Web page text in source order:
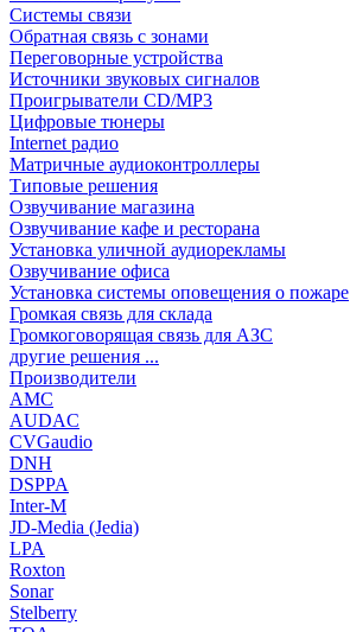
Системы связи
Обратная связь с зонами
Переговорные устройства
Источники звуковых сигналов
Проигрыватели CD/MP3
Цифровые тюнеры
Internet радио
Матричные аудиоконтроллеры
Типовые решения
Озвучивание магазина
Озвучивание кафе и ресторана
Установка уличной аудиорекламы
Озвучивание офиса
Установка системы оповещения о пожаре
Громкая связь для склада
Громкоговорящая связь для АЗС
другие решения ...
Производители
AMC
AUDAC
CVGaudio
DNH
DSPPA
Inter-M
JD-Media (Jedia)
LPA
Roxton
Sonar
Stelberry